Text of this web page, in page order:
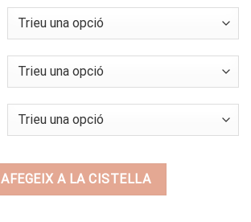
AFEGEIX A LA CISTELLA